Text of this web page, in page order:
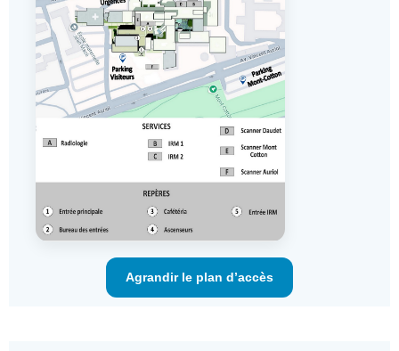
Agrandir le plan d’accès